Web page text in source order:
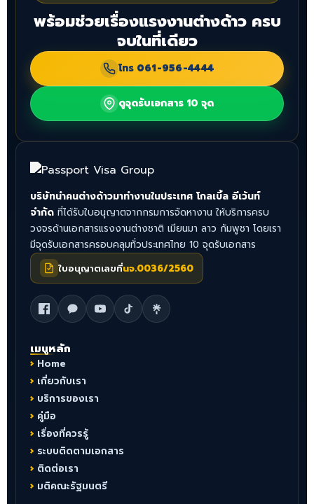
พร้อมช่วยเรื่องแรงงานต่างด้าว ครบ
จบในที่เดียว
โทร 061-956-4444
ดูจุดรับเอกสาร 10 จุด
บริษัทนำคนต่างด้าวมาทำงานในประเทศ โกลเบิ้ล อีเว้นท์
จำกัด ที่ได้รับใบอนุญาตจากกรมการจัดหางาน ให้บริการครบ
วงจรด้านเอกสารแรงงานต่างชาติ เมียนมา ลาว กัมพูชา โดยเรา
มีจุดรับเอกสารครอบคลุมทั่วประเทศไทย 10 จุดรับเอกสาร
ใบอนุญาตเลขที่นจ.0036/2560
เมนูหลัก
Home
เกี่ยวกับเรา
บริการของเรา
คู่มือ
เรื่องที่ควรรู้
ระบบติดตามเอกสาร
ติดต่อเรา
มติคณะรัฐมนตรี